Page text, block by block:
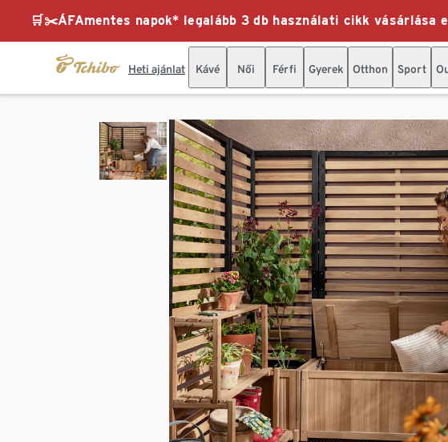
🛒✂️ÁFAmentes napok* legalább 3 db használati cikk vásárlása
Heti ajánlat Kávé Női Férfi Gyerek Otthon Sport